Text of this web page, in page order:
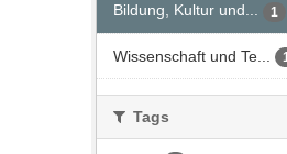
Bildung, Kultur und... 1
Wissenschaft und Te...
Tags